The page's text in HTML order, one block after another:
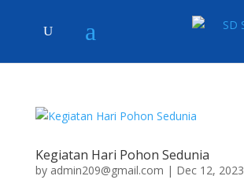
Kegiatan Hari Pohon Sedunia
by admin209@gmail.com | Dec 12, 2023